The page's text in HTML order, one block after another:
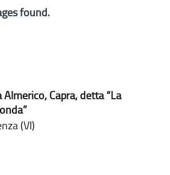
found.
Almerico, Capra, detta “La
(VI)